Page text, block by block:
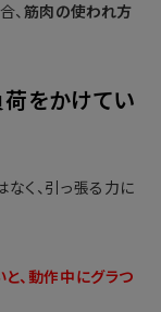
、 筋肉の使われ方
をかけてい
く、引っ張る力に
、動作中にグラつ